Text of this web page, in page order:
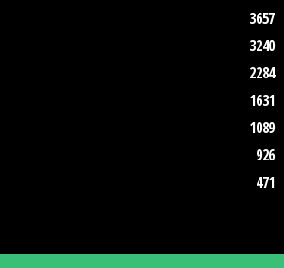
3657
3240
2284
1631
1089
926
471